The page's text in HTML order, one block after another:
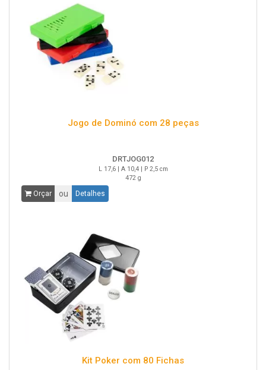
Jogo de Dominó com 28 peças
DRTJOG012
L 17,6 | A 10,4 | P 2,5 cm
472 g
Orçar ou Detalhes
Kit Poker com 80 Fichas